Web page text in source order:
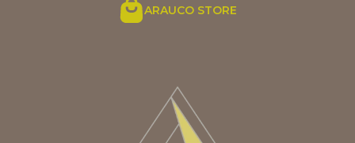
ARAUCO STORE